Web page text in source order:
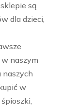
są
dla dzieci,
naszym
naszych
w